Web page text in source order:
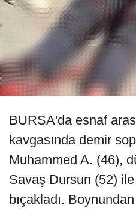
BURSA'da esnaf
kavgasında demir
Muhammed A. (46),
Savaş Dursun (52)
bıçakladı.